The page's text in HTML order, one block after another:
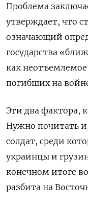
Проблема
утверждает, что
означающий
государства
как
погибших на
Эти два фактора,
Нужно почитать
солдат, среди
украинцы и
конечном итоге
разбита на